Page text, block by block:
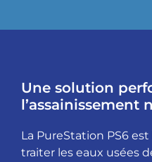
Une solution
l’assainissement
La PureStation PS6
traiter les eaux usées